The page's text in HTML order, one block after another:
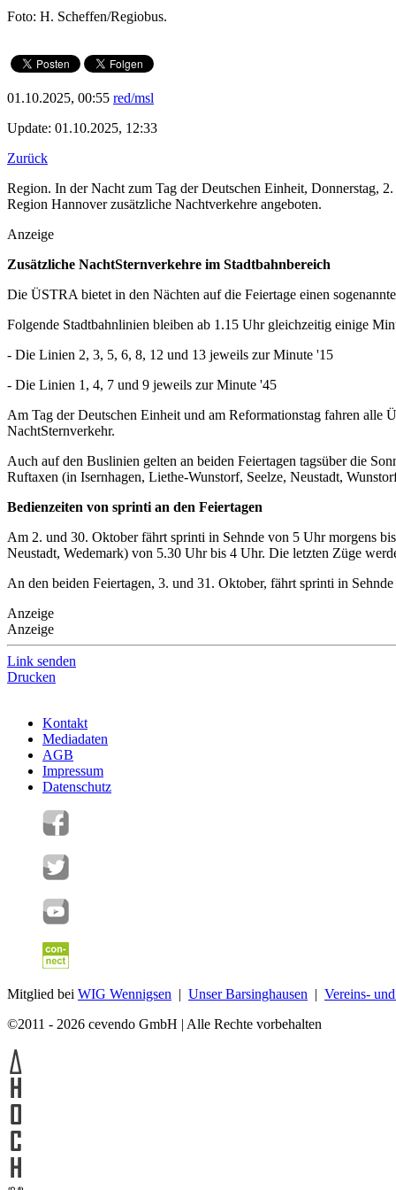
Foto: H. Scheffen/Regiobus.
01.10.2025, 00:55 red/msl
Update: 01.10.2025, 12:33
Zurück
Region. In der Nacht zum Tag der Deutschen Einheit, Donnerstag,
Region Hannover zusätzliche Nachtverkehre angeboten.
Anzeige
Zusätzliche NachtSternverkehre im Stadtbahnbereich
Die ÜSTRA bietet in den Nächten auf die Feiertage einen
Folgende Stadtbahnlinien bleiben ab 1.15 Uhr gleichzeitig einige
- Die Linien 2, 3, 5, 6, 8, 12 und 13 jeweils zur Minute '15
- Die Linien 1, 4, 7 und 9 jeweils zur Minute '45
Am Tag der Deutschen Einheit und am Reformationstag fahren alle
NachtSternverkehr.
Auch auf den Buslinien gelten an beiden Feiertagen tagsüber die
Ruftaxen (in Isernhagen, Liethe-Wunstorf, Seelze, Neustadt,
Bedienzeiten von sprinti an den Feiertagen
Am 2. und 30. Oktober fährt sprinti in Sehnde von 5 Uhr morgens
Neustadt, Wedemark) von 5.30 Uhr bis 4 Uhr. Die letzten Züge
An den beiden Feiertagen, 3. und 31. Oktober, fährt sprinti in
Anzeige
Anzeige
Link senden
Drucken
Kontakt
Mediadaten
AGB
Impressum
Datenschutz
Mitglied bei WIG Wennigsen | Unser Barsinghausen | Vereins-
©2011 - 2026 cevendo GmbH | Alle Rechte vorbehalten